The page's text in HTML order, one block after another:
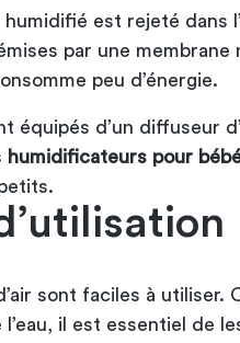
humidifié est rejeté dans
par une membrane
peu d’énergie.
équipés d’un diffuseur
humidificateurs pour
sont faciles à utiliser.
il est essentiel de